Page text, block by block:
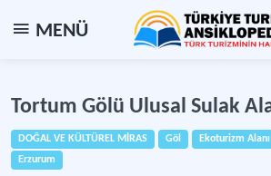
MENÜ
Tortum Gölü Ulusal Sulak
DOĞAL VE KÜLTÜREL MİRAS Göl Ekoturizm Alanı
Erzurum